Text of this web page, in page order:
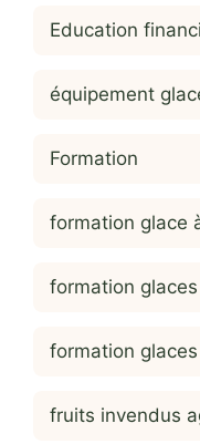
Education
équipement
Formation
formation glace
formation
formation
fruits invendus